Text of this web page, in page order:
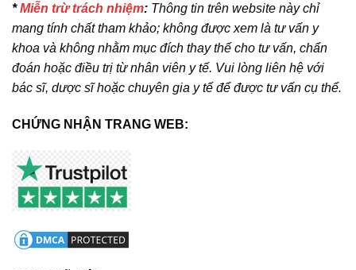
*Miễn trừ trách nhiệm: Thông tin trên website này chỉ
mang tính chất tham khảo; không được xem là tư vấn y
khoa và không nhằm mục đích thay thế cho tư vấn, chẩn
đoán hoặc điều trị từ nhân viên y tế. Vui lòng liên hệ với
bác sĩ, dược sĩ hoặc chuyên gia y tế để được tư vấn cụ thể.
CHỨNG NHẬN TRANG WEB: